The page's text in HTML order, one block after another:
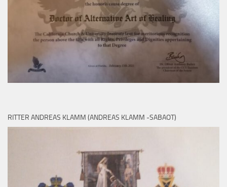
RITTER ANDREAS KLAMM (ANDREAS KLAMM -SABAOT)